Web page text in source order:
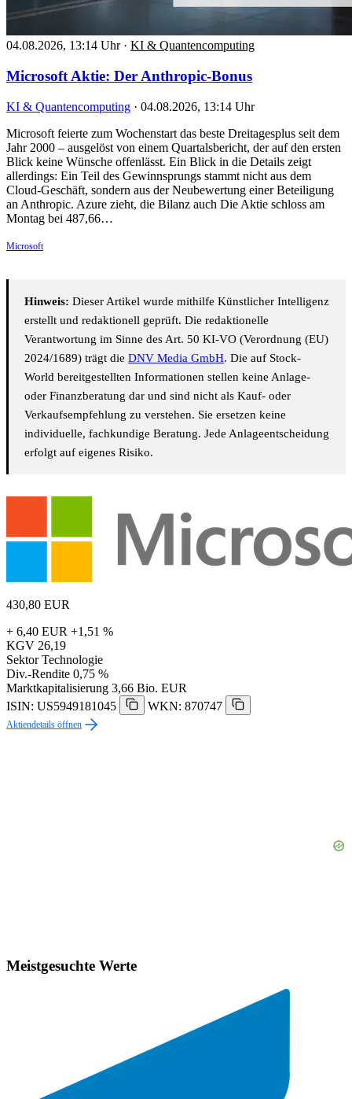
04.08.2026, 13:14 Uhr · KI & Quantencomputing
Microsoft Aktie: Der Anthropic-Bonus
KI & Quantencomputing · 04.08.2026, 13:14 Uhr
Microsoft feierte zum Wochenstart das beste Dreitagesplus seit dem
Jahr 2000 – ausgelöst von einem Quartalsbericht, der auf den ersten
Blick keine Wünsche offenlässt. Ein Blick in die Details zeigt
allerdings: Ein Teil des Gewinnsprungs stammt nicht aus dem
Cloud-Geschäft, sondern aus der Neubewertung einer Beteiligung
an Anthropic. Azure zieht, die Bilanz auch Die Aktie schloss am
Montag bei 487,66…
Microsoft
Hinweis: Dieser Artikel wurde mithilfe Künstlicher Intelligenz
erstellt und redaktionell geprüft. Die redaktionelle
Verantwortung im Sinne des Art. 50 KI-VO (Verordnung (EU)
2024/1689) trägt die DNV Media GmbH. Die auf Stock-
World bereitgestellten Informationen stellen keine Anlage-
oder Finanzberatung dar und sind nicht als Kauf- oder
Verkaufsempfehlung zu verstehen. Sie ersetzen keine
individuelle, fachkundige Beratung. Jede Anlageentscheidung
erfolgt auf eigenes Risiko.
430,80 EUR
+ 6,40 EUR +1,51 %
KGV 26,19
Sektor Technologie
Div.-Rendite 0,75 %
Marktkapitalisierung 3,66 Bio. EUR
ISIN: US5949181045
WKN: 870747
Aktiendetails öffnen
Meistgesuchte Werte